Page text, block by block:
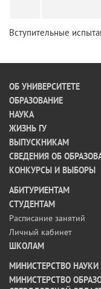
Вступительные
ОБ УНИВЕРСИТЕТЕ
ОБРАЗОВАНИЕ
НАУКА
ЖИЗНЬ ГУ
ВЫПУСКНИКАМ
СВЕДЕНИЯ ОБ
КОНКУРСЫ И ВЫБОРЫ
АБИТУРИЕНТАМ
СТУДЕНТАМ
Расписание занятий
Личный кабинет
ШКОЛАМ
МИНИСТЕРСТВО
МИНИСТЕРСТВО